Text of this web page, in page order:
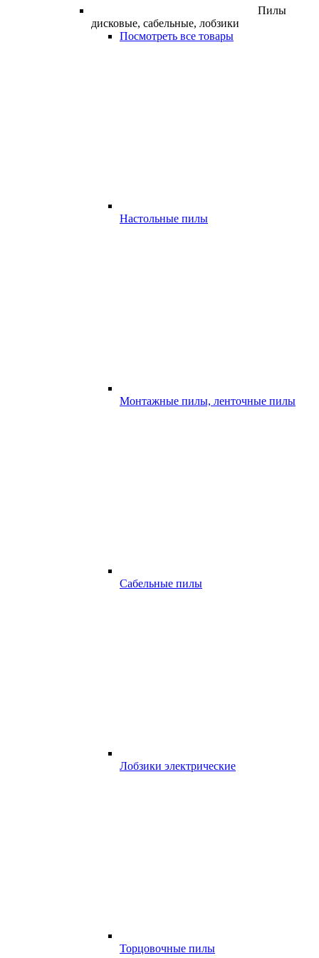
Пилы
дисковые, сабельные, лобзики
Посмотреть все товары
Настольные пилы
Монтажные пилы, ленточные пилы
Сабельные пилы
Лобзики электрические
Торцовочные пилы